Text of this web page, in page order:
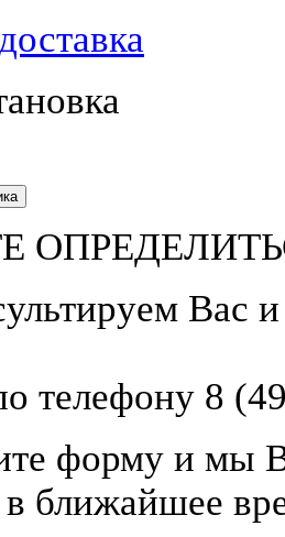
Вас
телефону 8
форму и мы
ближайшее